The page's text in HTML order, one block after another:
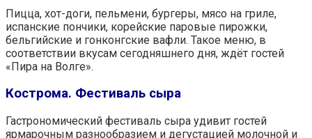
Пицца, хот-доги, пельмени, бургеры, мясо на гриле,
испанские пончики, корейские паровые пирожки,
бельгийские и гонконгские вафли. Такое меню, в
соответствии вкусам сегодняшнего дня, ждёт гостей
«Пира на Волге».
Кострома. Фестиваль сыра
Гастрономический фестиваль сыра удивит гостей
ярмарочным разнообразием и дегустацией молочной и